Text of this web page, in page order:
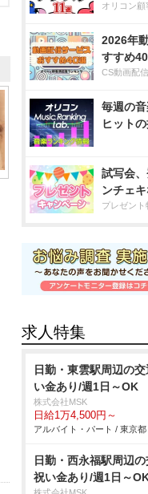
オリコン
2026年
すすめ
CS動画配
毎週の音
ヒット
試写会
ンチェ
プレゼント
求人特集
日勤・東雲駅周辺の
い金あり/週1日～OK
株式会社MSK
日給1万4,500円～
アルバイト・パート / 東京都
日勤・西永福駅周辺
祝い金あり/週1日～